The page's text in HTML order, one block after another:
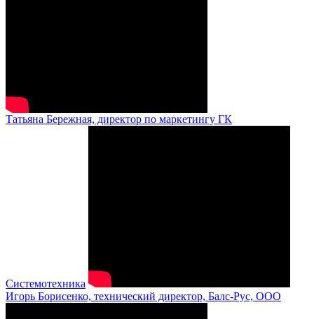
Татьяна Бережная, директор по маркетингу ГК
Системотехника
Игорь Борисенко, технический директор, Балс-Рус, ООО